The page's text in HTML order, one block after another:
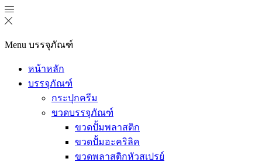
Menu บรรจุภัณฑ์
หน้าหลัก
บรรจุภัณฑ์
กระปุกครีม
ขวดบรรจุภัณฑ์
ขวดปั้มพลาสติก
ขวดปั้มอะคริลิค
ขวดพลาสติกหัวสเปรย์